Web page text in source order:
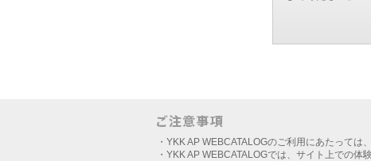
・YKK AP WEBCATALOGのご利用にあたっては、
・YKK AP WEBCATALOGでは、サイト上での